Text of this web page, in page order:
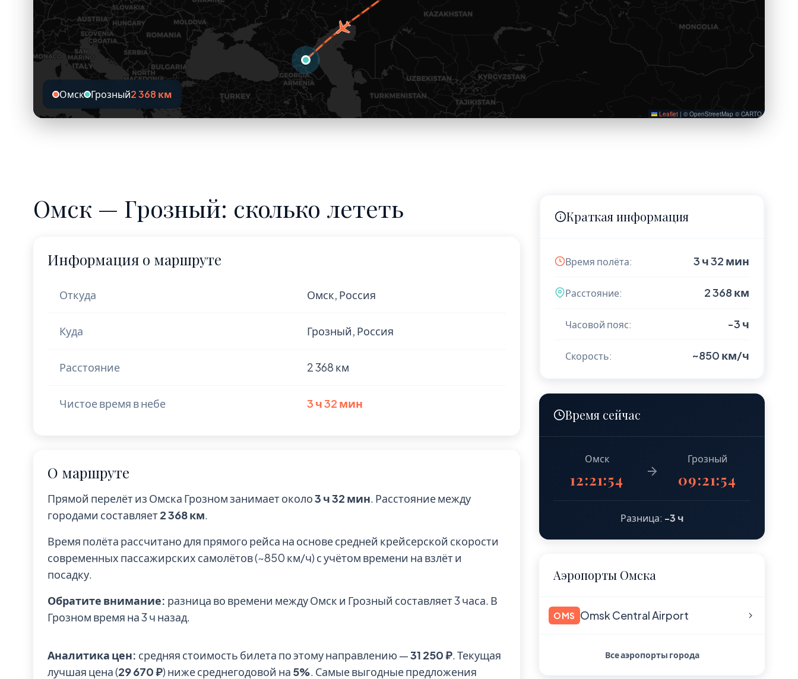
Leaflet | © OpenStreetMap © CARTO
Омск Грозный2 368 км
Омск — Грозный: сколько лететь
Информация о маршруте
Откуда Омск, Россия
Куда Грозный, Россия
Расстояние 2 368 км
Чистое время в небе 3 ч 32 мин
О маршруте
Прямой перелёт из Омска Грозном занимает около3 ч 32 мин. Расстояние между
городами составляет2 368 км.
Время полёта рассчитано для прямого рейса на основе средней крейсерской скорости
современных пассажирских самолётов (~850 км/ч) с учётом времени на взлёт и
посадку.
Обратите внимание: разница во времени между Омск и Грозный составляет 3 часа. В
Грозном время на 3 ч назад.
Аналитика цен: средняя стоимость билета по этому направлению —31 250 ₽. Текущая
лучшая цена (29 670 ₽) ниже среднегодовой на 5%. Самые выгодные предложения
Краткая информация
Время полёта: 3 ч 32 мин
Расстояние: 2 368 км
Часовой пояс: -3 ч
Скорость: ~850 км/ч
Время сейчас
Омск
12:21:56
Грозный
09:21:56
Разница: -3 ч
Аэропорты Омска
OMS Omsk Central Airport
Все аэропорты города